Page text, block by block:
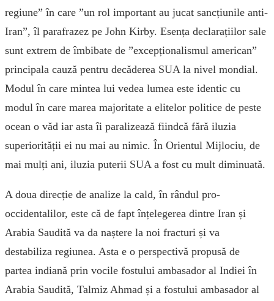
regiune” în care ”un rol important au jucat sancțiunile anti-
Iran”, îl parafrazez pe John Kirby. Esența declarațiilor sale
sunt extrem de îmbibate de ”excepționalismul american”
principala cauză pentru decăderea SUA la nivel mondial.
Modul în care mintea lui vedea lumea este identic cu
modul în care marea majoritate a elitelor politice de peste
ocean o văd iar asta îi paralizează fiindcă fără iluzia
superiorității ei nu mai au nimic. În Orientul Mijlociu, de
mai mulți ani, iluzia puterii SUA a fost cu mult diminuată.
A doua direcție de analize la cald, în rândul pro-
occidentalilor, este că de fapt înțelegerea dintre Iran și
Arabia Saudită va da naștere la noi fracturi și va
destabiliza regiunea. Asta e o perspectivă propusă de
partea indiană prin vocile fostului ambasador al Indiei în
Arabia Saudită, Talmiz Ahmad și a fostului ambasador al